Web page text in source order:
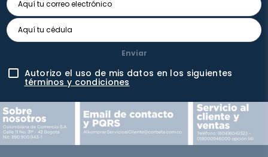
Enviar
Autorizo el uso de mis datos en los siguientes
términos y condiciones